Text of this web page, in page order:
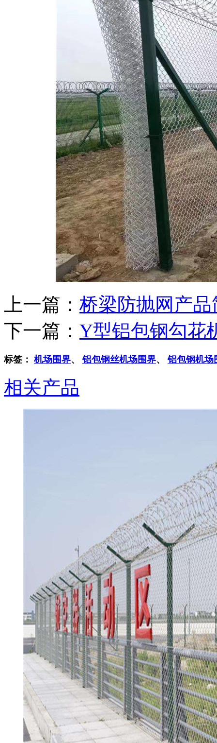
上一篇： 桥梁防抛网产
下一篇： Y型铝包钢勾花
标签： 机场围界、铝包钢丝机场围界、铝包钢机场
相关产品